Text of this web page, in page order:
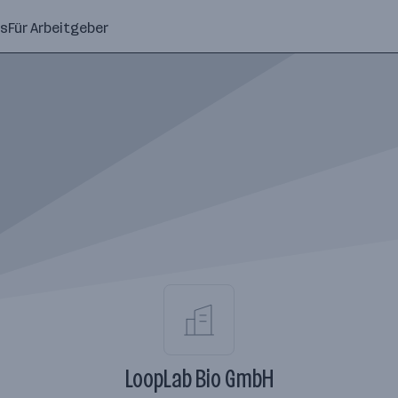
Für Arbeitgeber
LoopLab Bio GmbH